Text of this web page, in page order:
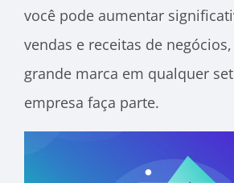
você pode aumentar
vendas e receitas de
grande marca em qualquer
empresa faça parte.